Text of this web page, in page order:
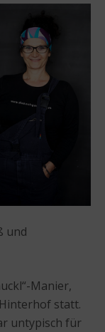
und
Manier,
statt.
untypisch für